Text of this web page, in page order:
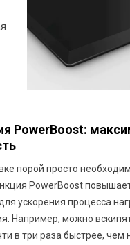
PowerBoost:
порой просто
PowerBoost
ускорения процесса
Например, можно
в три раза быстрее, чем